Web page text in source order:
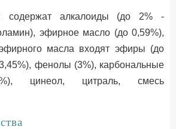
содержат алкалоиды (до 2% -
эфирное масло (до 0,59%),
масла входят эфиры (до
фенолы (3%), карбональные
цинеол, цитраль, смесь